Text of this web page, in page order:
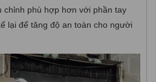
chỉnh phù hợp hơn với phần tay
lại để tăng độ an toàn cho người